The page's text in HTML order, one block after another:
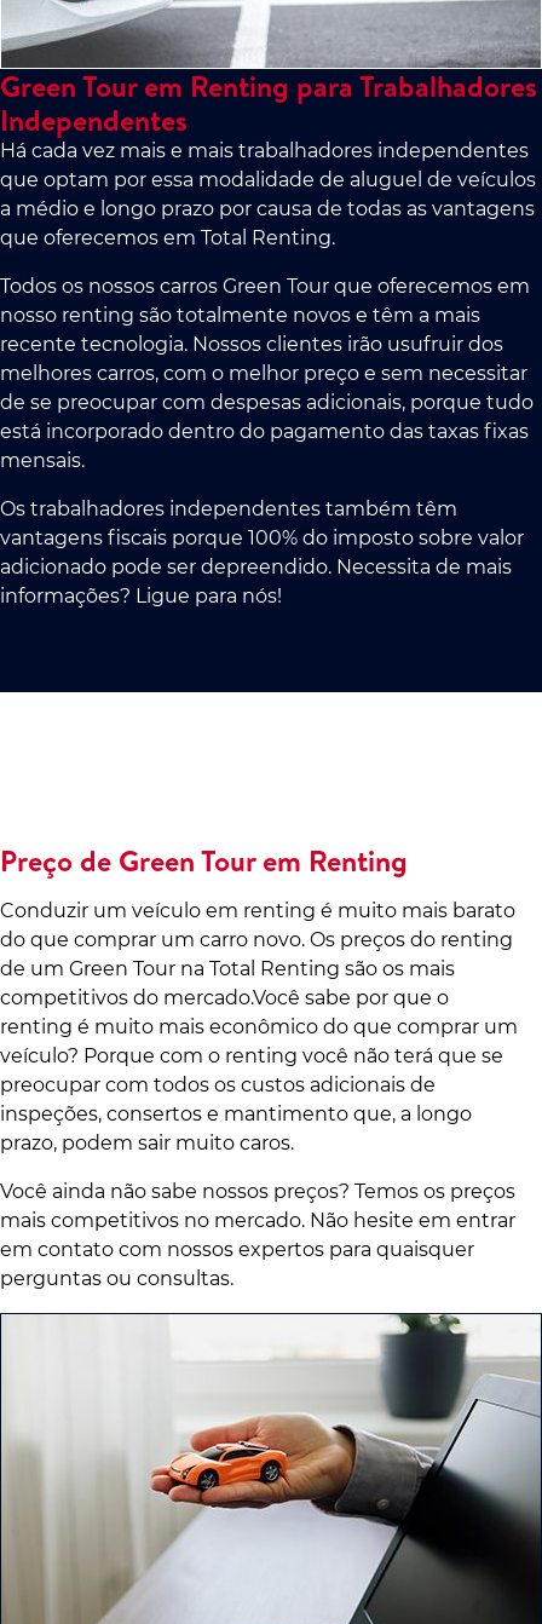
Green Tour em Renting para Trabalhadores
Independentes
Há cada vez mais e mais trabalhadores independentes
que optam por essa modalidade de aluguel de veículos
a médio e longo prazo por causa de todas as vantagens
que oferecemos em Total Renting.
Todos os nossos carros Green Tour que oferecemos em
nosso renting são totalmente novos e têm a mais
recente tecnologia. Nossos clientes irão usufruir dos
melhores carros, com o melhor preço e sem necessitar
de se preocupar com despesas adicionais, porque tudo
está incorporado dentro do pagamento das taxas fixas
mensais.
Os trabalhadores independentes também têm
vantagens fiscais porque 100% do imposto sobre valor
adicionado pode ser depreendido. Necessita de mais
informações? Ligue para nós!
Preço de Green Tour em Renting
Conduzir um veículo em renting é muito mais barato
do que comprar um carro novo. Os preços do renting
de um Green Tour na Total Renting são os mais
competitivos do mercado.Você sabe por que o
renting é muito mais econômico do que comprar um
veículo? Porque com o renting você não terá que se
preocupar com todos os custos adicionais de
inspeções, consertos e mantimento que, a longo
prazo, podem sair muito caros.
Você ainda não sabe nossos preços? Temos os preços
mais competitivos no mercado. Não hesite em entrar
em contato com nossos expertos para quaisquer
perguntas ou consultas.